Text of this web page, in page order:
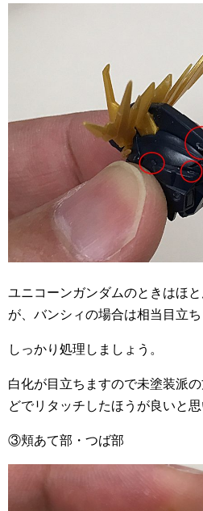
ユニコーンガンダムのときはほ
が、バンシィの場合は相当目立ち
しっかり処理しましょう。
白化が目立ちますので未塗装派
どでリタッチしたほうが良いと思
③頬あて部・つば部